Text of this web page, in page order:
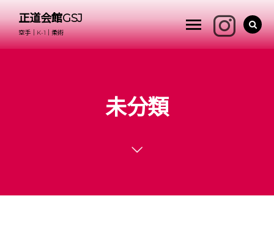
正道会館GSJ
空手｜K-1｜柔術
未分類